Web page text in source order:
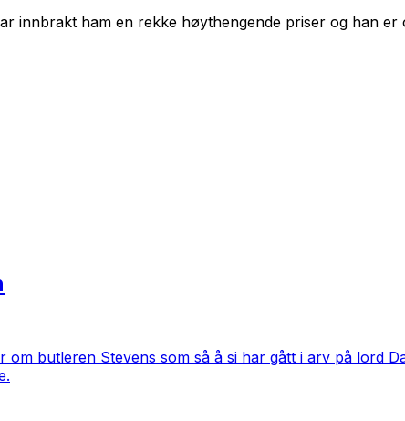
innbrakt ham en rekke høythengende priser og han er
om butleren Stevens som så å si har gått i arv på lord